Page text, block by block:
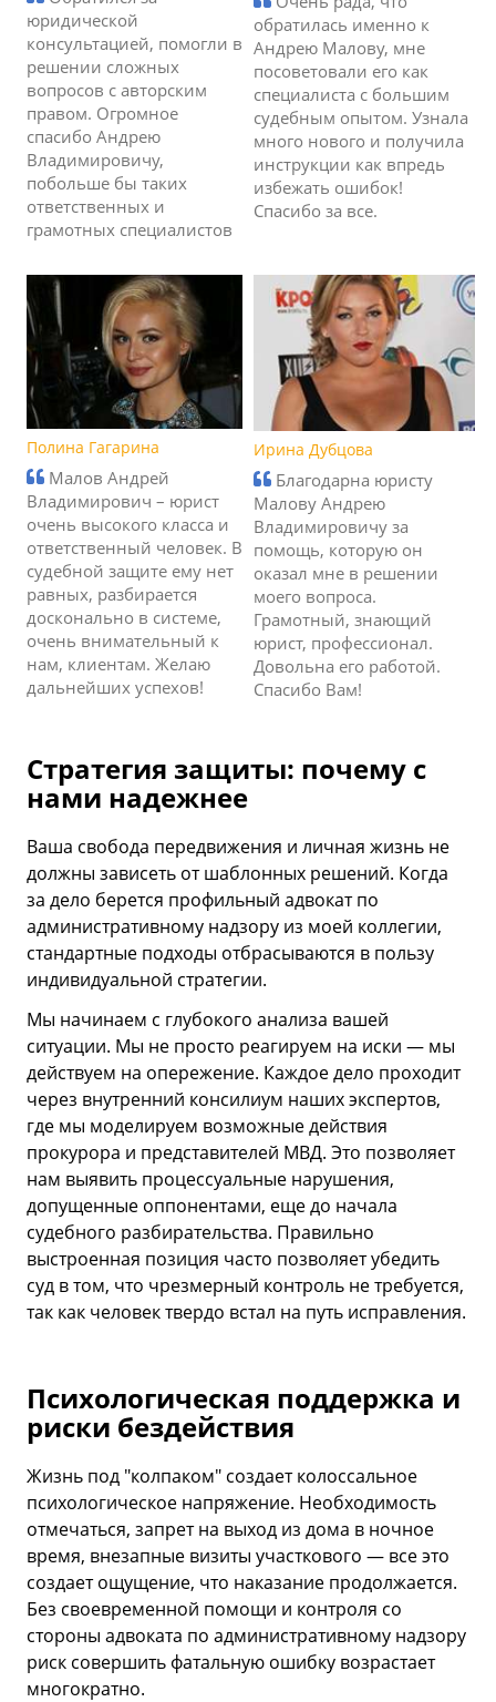
юридической
консультацией, помогли в
решении сложных
вопросов с авторским
правом. Огромное
спасибо Андрею
Владимировичу,
побольше бы таких
ответственных и
грамотных специалистов
обратилась именно к
Андрею Малову, мне
посоветовали его как
специалиста с большим
судебным опытом. Узнала
много нового и получила
инструкции как впредь
избежать ошибок!
Спасибо за все.
Полина Гагарина
Малов Андрей
Владимирович – юрист
очень высокого класса и
ответственный человек. В
судебной защите ему нет
равных, разбирается
досконально в системе,
очень внимательный к
нам, клиентам. Желаю
дальнейших успехов!
Ирина Дубцова
Благодарна юристу
Малову Андрею
Владимировичу за
помощь, которую он
оказал мне в решении
моего вопроса.
Грамотный, знающий
юрист, профессионал.
Довольна его работой.
Спасибо Вам!
Стратегия защиты: почему с
нами надежнее
Ваша свобода передвижения и личная жизнь не
должны зависеть от шаблонных решений. Когда
за дело берется профильный адвокат по
административному надзору из моей коллегии,
стандартные подходы отбрасываются в пользу
индивидуальной стратегии.
Мы начинаем с глубокого анализа вашей
ситуации. Мы не просто реагируем на иски — мы
действуем на опережение. Каждое дело проходит
через внутренний консилиум наших экспертов,
где мы моделируем возможные действия
прокурора и представителей МВД. Это позволяет
нам выявить процессуальные нарушения,
допущенные оппонентами, еще до начала
судебного разбирательства. Правильно
выстроенная позиция часто позволяет убедить
суд в том, что чрезмерный контроль не требуется,
так как человек твердо встал на путь исправления.
Психологическая поддержка и
риски бездействия
Жизнь под "колпаком" создает колоссальное
психологическое напряжение. Необходимость
отмечаться, запрет на выход из дома в ночное
время, внезапные визиты участкового — все это
создает ощущение, что наказание продолжается.
Без своевременной помощи и контроля со
стороны адвоката по административному надзору
риск совершить фатальную ошибку возрастает
многократно.